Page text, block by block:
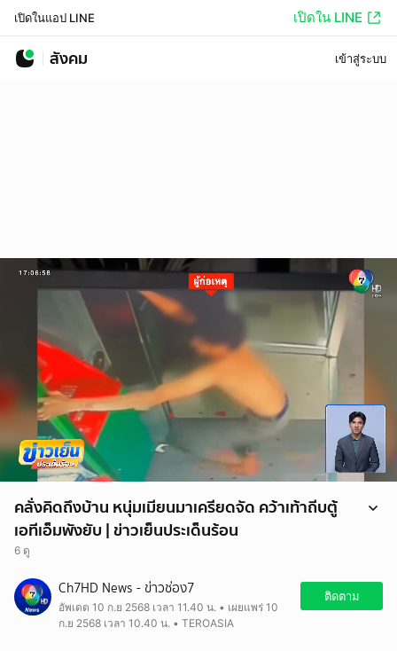
เปิดในแอป LINE เปิดใน LINE
สังคม เข้าสู่ระบบ
คลั่งคิดถึงบ้าน หนุ่มเมียนมาเครียดจัด คว้าเท้าถีบตู้
เอทีเอ็มพังยับ | ข่าวเย็นประเด็นร้อน
6 ดู
Ch7HD News - ข่าวช่อง7
อัพเดต 10 ก.ย 2568 เวลา 11.40 น. • เผยแพร่ 10
ก.ย 2568 เวลา 10.40 น. • TEROASIA
ติดตาม